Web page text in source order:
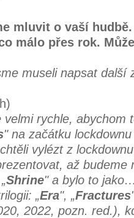
mluvit o vaší hudbě.
málo přes rok.
museli napsat další
velmi rychle, abychom
" na začátku
vylézt z
až budeme
Shrine" a bylo to
„Era", „Fractures
2022, pozn. red.),